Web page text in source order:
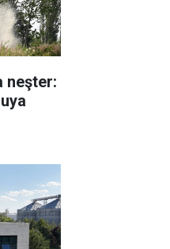
neşter: